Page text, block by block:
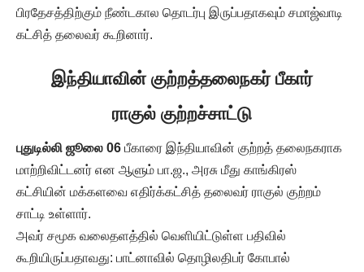
பிரதேசத்திற்கும் நீண்டகால தொடர்பு இருப்பதாகவும் சமாஜ்வாடி
கட்சித் தலைவர் கூறினார்.
இந்தியாவின் குற்றத்தலைநகர் பீகார்
ராகுல் குற்றச்சாட்டு
புதுடில்லி ஜூலை 06 பீகாரை இந்தியாவின் குற்றத் தலைநகராக
மாற்றிவிட்டனர் என ஆளும் பா.ஜ., அரசு மீது காங்கிரஸ்
கட்சியின் மக்களவை எதிர்க்கட்சித் தலைவர் ராகுல் குற்றம்
சாட்டி உள்ளார்.
அவர் சமூக வலைதளத்தில் வெளியிட்டுள்ள பதிவில்
கூறியிருப்பதாவது: பாட்னாவில் தொழிலதிபர் கோபால்